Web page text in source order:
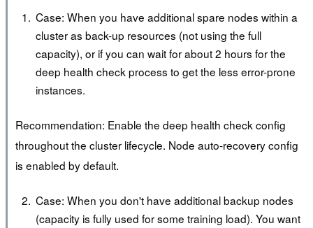
Case: When you have additional spare nodes within a
cluster as back-up resources (not using the full
capacity), or if you can wait for about 2 hours for the
deep health check process to get the less error-prone
instances.
Recommendation: Enable the deep health check config
throughout the cluster lifecycle. Node auto-recovery config
is enabled by default.
Case: When you don't have additional backup nodes
(capacity is fully used for some training load). You want